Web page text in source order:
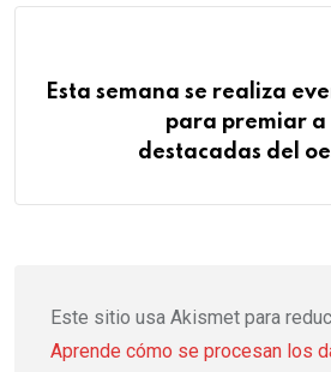
Esta semana se realiza
para premiar a
destacadas del
Este sitio usa Akismet para
Aprende cómo se procesan los